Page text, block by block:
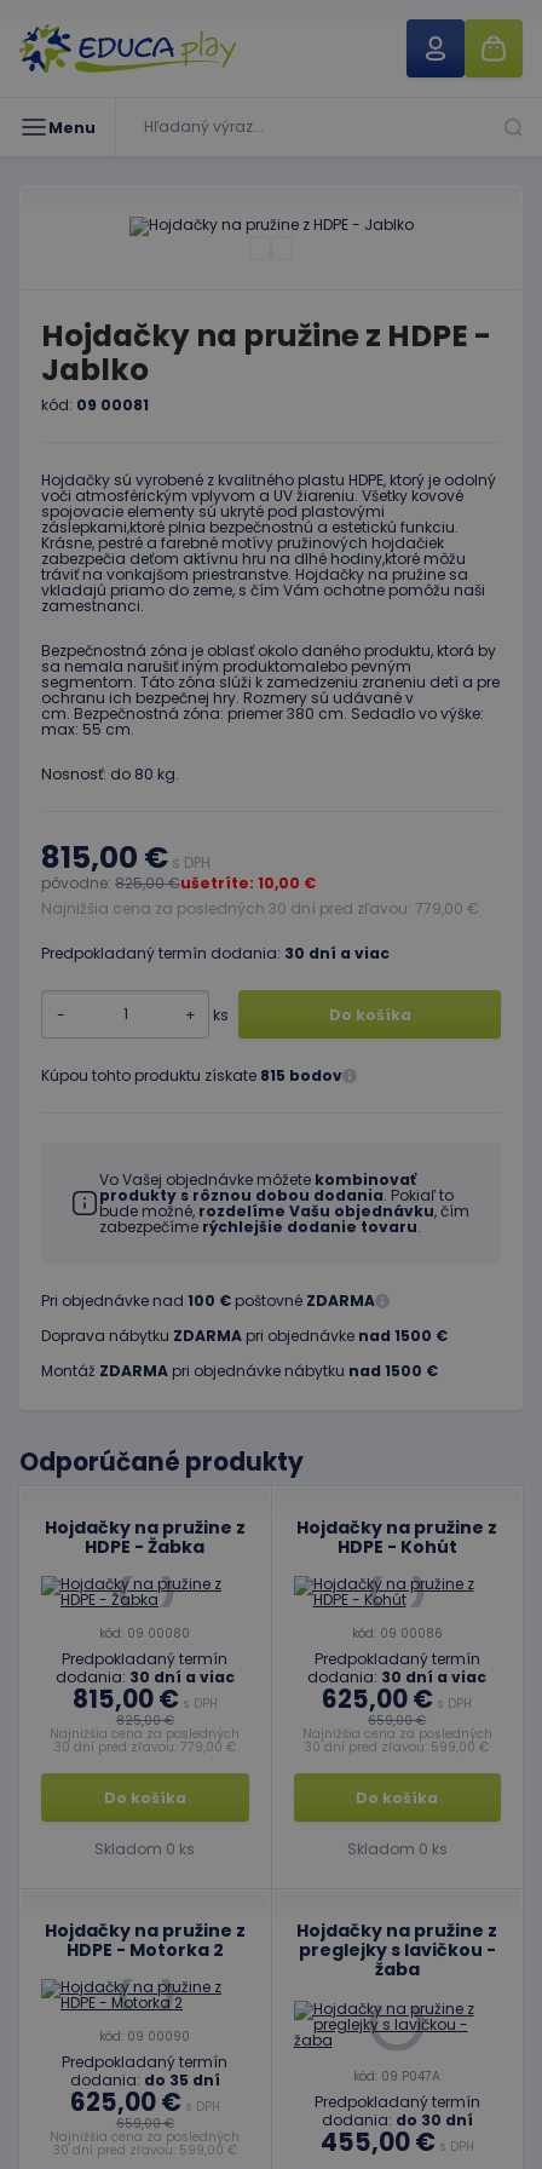
Menu
Hojdačky na pružine z HDPE -
Jablko
kód: 09 00081
Hojdačky sú vyrobené z kvalitného plastu HDPE, ktorý je odolný
voči atmosférickým vplyvom a UV žiareniu. Všetky kovové
spojovacie elementy sú ukryté pod plastovými
záslepkami,ktoré plnia bezpečnostnú a estetickú funkciu.
Krásne, pestré a farebné motívy pružinových hojdačiek
zabezpečia deťom aktívnu hru na dlhé hodiny,ktoré môžu
tráviť na vonkajšom priestranstve. Hojdačky na pružine sa
vkladajú priamo do zeme, s čím Vám ochotne pomôžu naši
zamestnanci.
Bezpečnostná zóna je oblasť okolo daného produktu, ktorá by
sa nemala narušiť iným produktomalebo pevným
segmentom. Táto zóna slúži k zamedzeniu zraneniu detí a pre
ochranu ich bezpečnej hry. Rozmery sú udávané v
cm. Bezpečnostná zóna: priemer 380 cm. Sedadlo vo výške:
max: 55 cm.
Nosnosť: do 80 kg.
815,00 € s DPH
pôvodne: 825,00 €ušetríte: 10,00 €
Najnižšia cena za posledných 30 dní pred zľavou: 779,00 €
Predpokladaný termín dodania: 30 dní a viac
- + ks Do košíka
Kúpou tohto produktu získate 815 bodov
Vo Vašej objednávke môžete kombinovať
produkty s rôznou dobou dodania. Pokiaľ to
bude možné, rozdelíme Vašu objednávku, čím
zabezpečíme rýchlejšie dodanie tovaru.
Pri objednávke nad 100 € poštovné ZDARMA
Doprava nábytku ZDARMA pri objednávke nad 1500 €
Montáž ZDARMA pri objednávke nábytku nad 1500 €
Odporúčané produkty
Hojdačky na pružine z
HDPE - Žabka
kód: 09 00080
Predpokladaný termín
dodania: 30 dní a viac
815,00 € s DPH
825,00 €
Najnižšia cena za posledných
30 dní pred zľavou: 779,00 €
Do košíka
Skladom 0 ks
Hojdačky na pružine z
HDPE - Kohút
kód: 09 00086
Predpokladaný termín
dodania: 30 dní a viac
625,00 € s DPH
659,00 €
Najnižšia cena za posledných
30 dní pred zľavou: 599,00 €
Do košíka
Skladom 0 ks
Hojdačky na pružine z
HDPE - Motorka 2
kód: 09 00090
Predpokladaný termín
dodania: do 35 dní
625,00 € s DPH
659,00 €
Najnižšia cena za posledných
30 dní pred zľavou: 599,00 €
Hojdačky na pružine z
preglejky s lavičkou -
žaba
kód: 09 P047A
Predpokladaný termín
dodania: do 30 dní
455,00 € s DPH